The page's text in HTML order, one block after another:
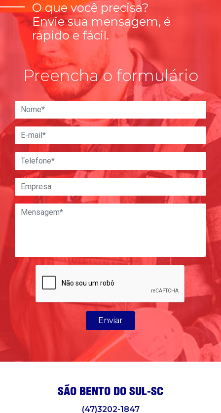
O que você precisa?
Envie sua mensagem, é
rápido e fácil.
Preencha o formulário
Enviar
SÃO BENTO DO SUL-SC
(47)3202-1847